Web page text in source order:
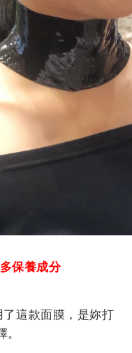
保養成分
這款面膜，是妳打